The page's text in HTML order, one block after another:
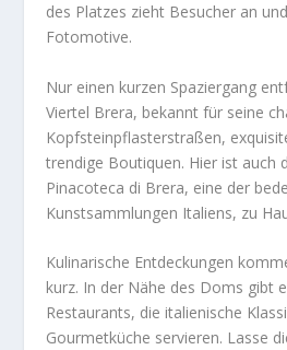
des Platzes zieht Besucher an
Fotomotive.
Nur einen kurzen Spaziergang
Viertel Brera, bekannt für seine
Kopfsteinpflasterstraßen,
trendige Boutiquen. Hier ist auch
Pinacoteca di Brera, eine der
Kunstsammlungen Italiens, zu
Kulinarische Entdeckungen
kurz. In der Nähe des Doms gibt
Restaurants, die italienische
Gourmetküche servieren. Lasse